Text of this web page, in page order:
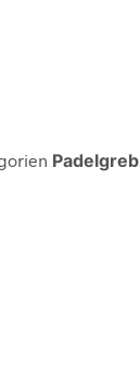
Padelgreb